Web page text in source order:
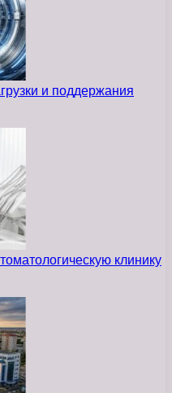
и поддержания
клинику